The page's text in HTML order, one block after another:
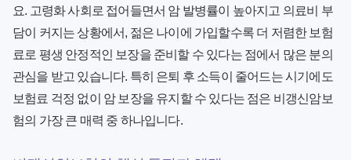
요. 고령화 사회로 접어들면서 암 발병률이 높아지고 의료비 부
담이 커지는 상황에서, 젊은 나이에 가입할수록 더 저렴한 보험
료로 평생 안정적인 보장을 준비할 수 있다는 점에서 많은 분의
관심을 받고 있습니다. 특히 은퇴 후 소득이 줄어드는 시기에도
보험료 걱정 없이 암 보장을 유지할 수 있다는 점은 비갱신암보
험의 가장 큰 매력 중 하나입니다.